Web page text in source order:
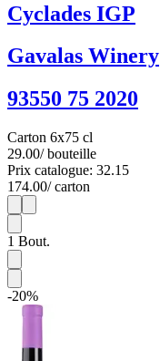
Cyclades IGP
Gavalas Winery
93550 75 2020
Carton 6x75 cl
29.00/ bouteille
Prix catalogue: 32.15
174.00/ carton
1
1 Bout.
-20%